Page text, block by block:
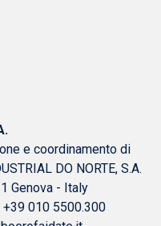
e coordinamento di
DO NORTE, S.A.
Genova - Italy
+39 010 5500.300